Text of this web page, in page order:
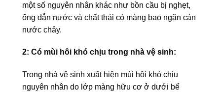
một số nguyên nhân khác như bồn cầu bị nghẹt,
ống dẫn nước và chất thải có màng bao ngăn cản
nước chảy.
2: Có mùi hôi khó chịu trong nhà vệ sinh:
Trong nhà vệ sinh xuất hiện mùi hôi khó chịu
nguyên nhân do lớp màng hữu cơ ở dưới bể